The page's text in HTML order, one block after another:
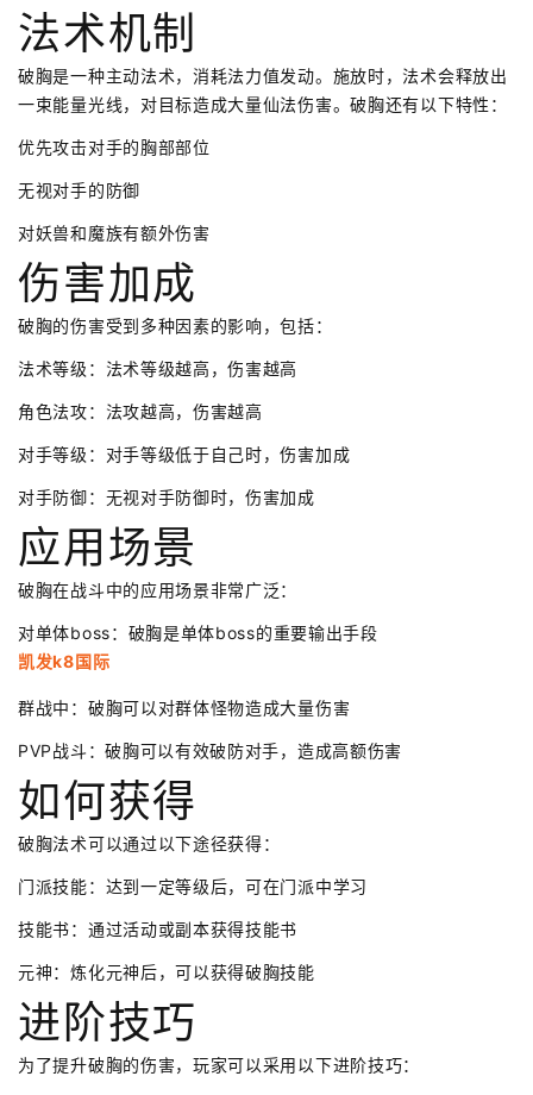
法术机制
破胸是一种主动法术，消耗法力值发动。施放时，法术会释放出
一束能量光线，对目标造成大量仙法伤害。破胸还有以下特性：
优先攻击对手的胸部部位
无视对手的防御
对妖兽和魔族有额外伤害
伤害加成
破胸的伤害受到多种因素的影响，包括：
法术等级：法术等级越高，伤害越高
角色法攻：法攻越高，伤害越高
对手等级：对手等级低于自己时，伤害加成
对手防御：无视对手防御时，伤害加成
应用场景
破胸在战斗中的应用场景非常广泛：
对单体boss：破胸是单体boss的重要输出手段
凯发k8国际
群战中：破胸可以对群体怪物造成大量伤害
PVP战斗：破胸可以有效破防对手，造成高额伤害
如何获得
破胸法术可以通过以下途径获得：
门派技能：达到一定等级后，可在门派中学习
技能书：通过活动或副本获得技能书
元神：炼化元神后，可以获得破胸技能
进阶技巧
为了提升破胸的伤害，玩家可以采用以下进阶技巧：